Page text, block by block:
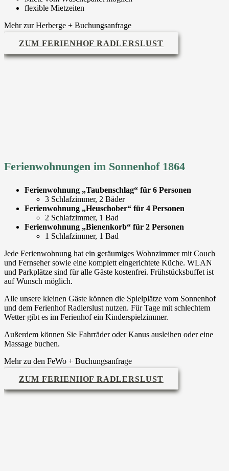
flexible Mietzeiten
Mehr zur Herberge + Buchungsanfrage
ZUM FERIENHOF RADLERSLUST
Ferienwohnungen im Sonnenhof 1864
Ferienwohnung „Taubenschlag“ für 6 Personen
3 Schlafzimmer, 2 Bäder
Ferienwohnung „Heuschober“ für 4 Personen
2 Schlafzimmer, 1 Bad
Ferienwohnung „Bienenkorb“ für 2 Personen
1 Schlafzimmer, 1 Bad
Jede Ferienwohnung hat ein geräumiges Wohnzimmer mit Couch
und Fernseher sowie eine komplett eingerichtete Küche. WLAN
und Parkplätze sind für alle Gäste kostenfrei. Frühstücksbuffet ist
auf Wunsch möglich.
Alle unsere kleinen Gäste können die Spielplätze vom Sonnenhof
und dem Ferienhof Radlerslust nutzen. Für Tage mit schlechtem
Wetter gibt es im Ferienhof ein Kinderspielzimmer.
Außerdem können Sie Fahrräder oder Kanus ausleihen oder eine
Massage buchen.
Mehr zu den FeWo + Buchungsanfrage
ZUM FERIENHOF RADLERSLUST